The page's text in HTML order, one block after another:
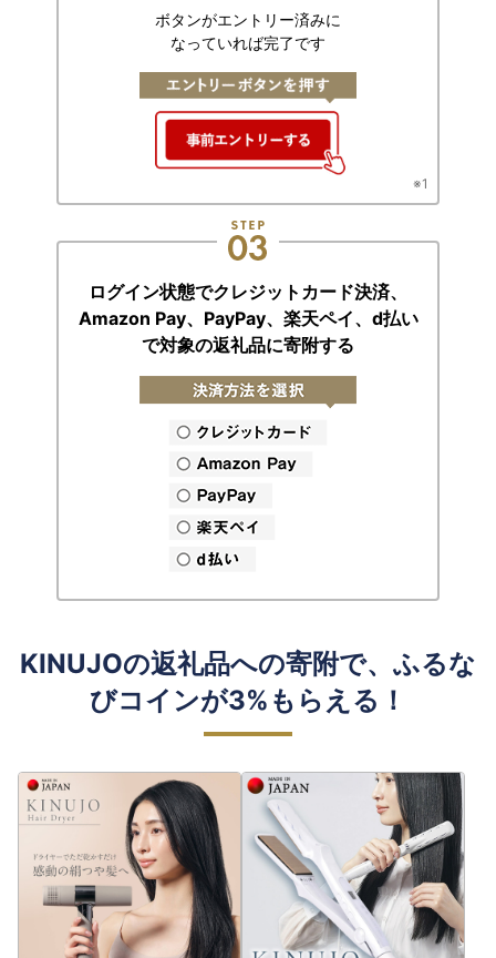
ボタンがエントリー済みに
なっていれば完了です
※1
ログイン状態でクレジットカード決済、
Amazon Pay、PayPay、楽天ペイ、 d払い
で対象の返礼品に寄附する
KINUJOの返礼品への寄附で、ふるな
びコインが3%もらえる！